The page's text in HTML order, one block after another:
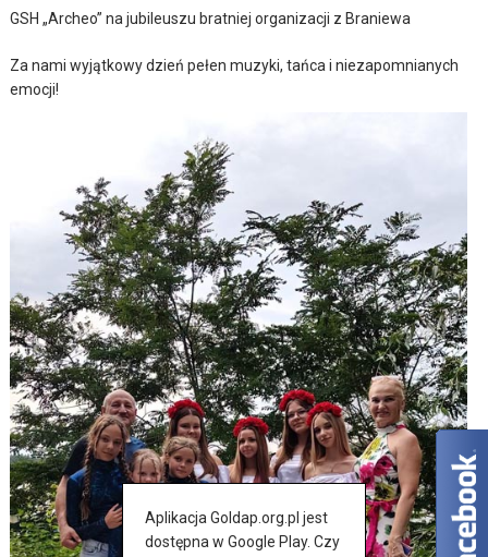
GSH „Archeo” na jubileuszu bratniej organizacji z Braniewa
Za nami wyjątkowy dzień pełen muzyki, tańca i niezapomnianych
emocji!
Aplikacja Goldap.org.pl jest
dostępna w Google Play. Czy